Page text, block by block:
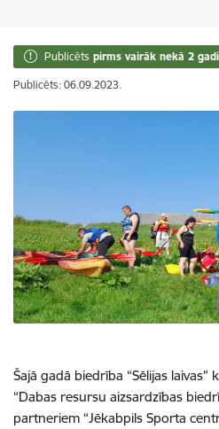
Publicēts pirms vairāk nekā 2
Publicēts: 06.09.2023.
Šajā gadā biedrība “Sēlijas
“Dabas resursu aizsardzības
partneriem “Jēkabpils Sporta